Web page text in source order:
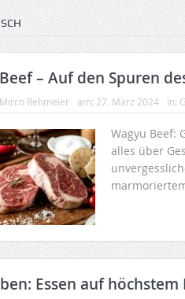
– Auf den Spuren
Mirco Rehmeier am: 27. März 2024 In:
Wagyu Beef:
alles über
Essen auf höchstem